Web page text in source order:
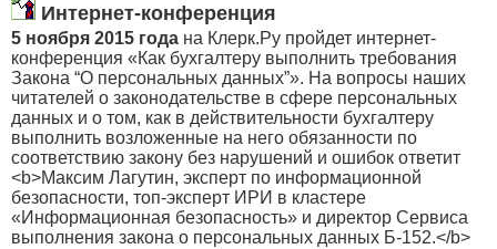
499 ₽
-15%
Отмена Оплатить
Интернет-конференция
5 ноября 2015 года на Клерк.Ру пройдет интернет-
конференция «Как бухгалтеру выполнить требования
Закона “О персональных данных”». На вопросы наших
читателей о законодательстве в сфере персональных
данных и о том, как в действительности бухгалтеру
выполнить возложенные на него обязанности по
соответствию закону без нарушений и ошибок ответит
<b>Максим Лагутин, эксперт по информационной
безопасности, топ-эксперт ИРИ в кластере
«Информационная безопасность» и директор Сервиса
выполнения закона о персональных данных Б-152.</b>